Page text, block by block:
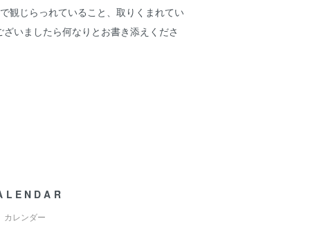
観じらっれていること、取りくまれてい
いましたら何なりとお書き添えくださ
カレンダー